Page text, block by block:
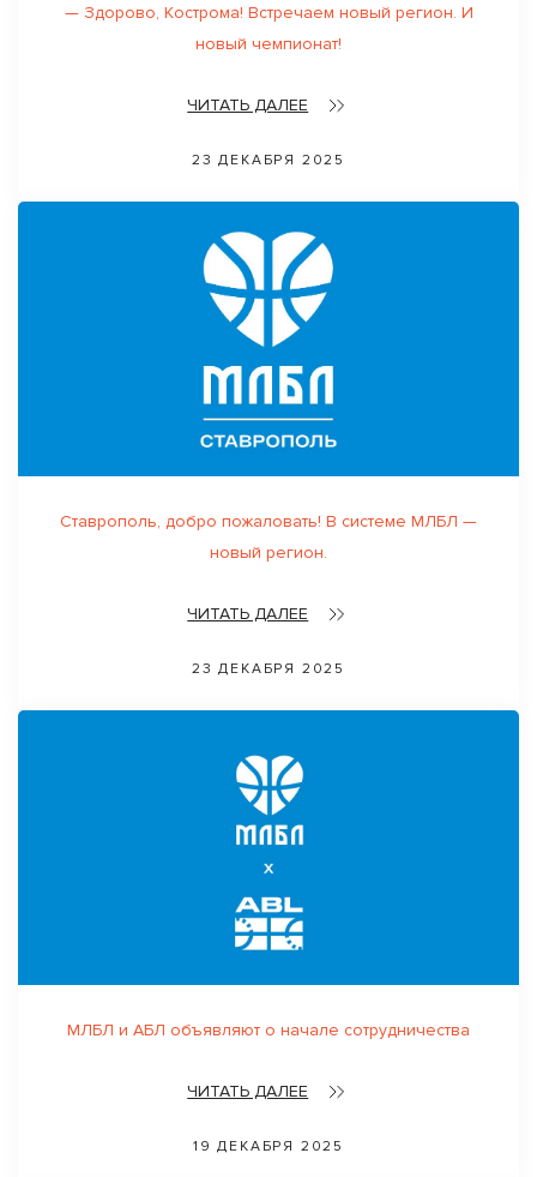
— Здорово, Кострoма! Встречаем новый регион. И
новый чемпионат!
ЧИТАТЬ ДАЛЕЕ
23 ДЕКАБРЯ 2025
Ставрополь, добро пожаловать! В системе МЛБЛ —
новый регион.
ЧИТАТЬ ДАЛЕЕ
23 ДЕКАБРЯ 2025
МЛБЛ и АБЛ объявляют о начале сотрудничества
ЧИТАТЬ ДАЛЕЕ
19 ДЕКАБРЯ 2025